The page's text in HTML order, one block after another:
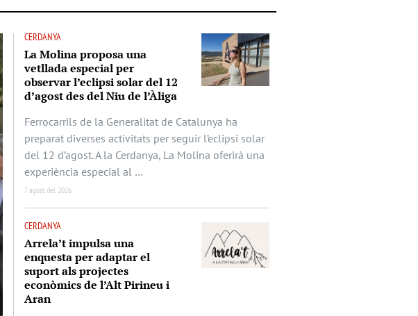
CERDANYA
La Molina proposa una
vetllada especial per
observar l’eclipsi solar del 12
d’agost des del Niu de l’Àliga
Ferrocarrils de la Generalitat de Catalunya ha
preparat diverses activitats per seguir l’eclipsi solar
del 12 d’agost. A la Cerdanya, La Molina oferirà una
experiència especial al …
7 agost del 2026
CERDANYA
Arrela’t impulsa una
enquesta per adaptar el
suport als projectes
econòmics de l’Alt Pirineu i
Aran